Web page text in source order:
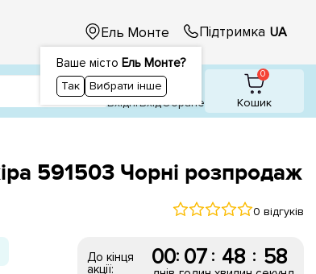
Ель Монте
Ваше місто Ель Монте?
Так Вибрати інше
Підтримка UA
1
ВхідніВхiдОбране
0
Кошик
591503 Чорні розпродаж
0 відгуків
До кінця
акції:
00: 07 : 48 : 57